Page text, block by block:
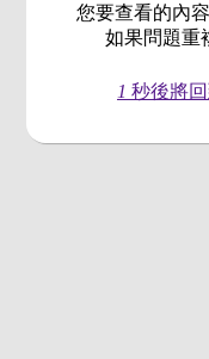
您要查看的內
如果問題重
1 秒後將